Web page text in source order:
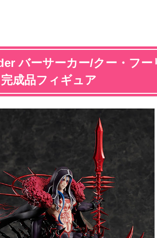
バーサーカー/クー・フー
完成品フィギュア